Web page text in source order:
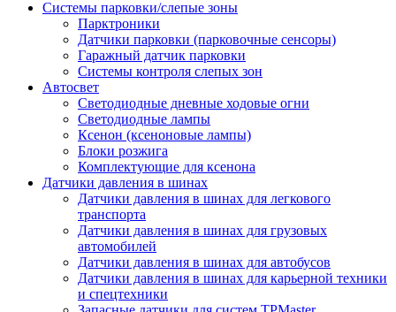
Системы парковки/слепые зоны
Парктроники
Датчики парковки (парковочные сенсоры)
Гаражный датчик парковки
Системы контроля слепых зон
Автосвет
Светодиодные дневные ходовые огни
Светодиодные лампы
Ксенон (ксеноновые лампы)
Блоки розжига
Комплектующие для ксенона
Датчики давления в шинах
Датчики давления в шинах для легкового
транспорта
Датчики давления в шинах для грузовых
автомобилей
Датчики давления в шинах для автобусов
Датчики давления в шинах для карьерной техники
и спецтехники